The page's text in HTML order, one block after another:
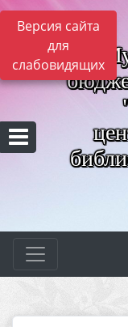
Версия сайта
для
слабовидящих